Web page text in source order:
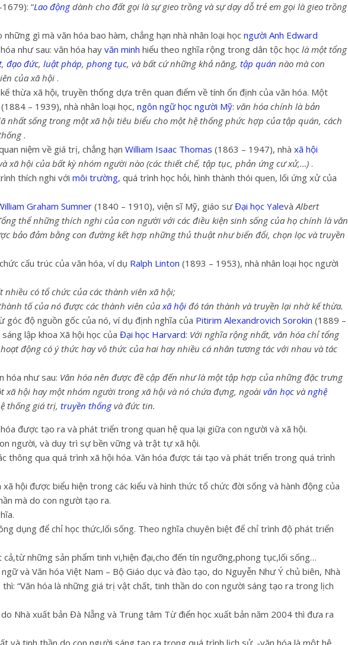
“Lao độngdành cho đất gọi là sự gieo trồng và sự dạy dỗ trẻ em gọi là gieo trồng
gì mà văn hóa bao hàm, chẳng hạn nhà nhân loại học người Anh Edward
như sau: văn hóa hay văn minh hiểu theo nghĩa rộng trong dân tộc học là một tổng
, đạo đức, luật pháp, phong tục, và bất cứ những khả năng, tập quán nào mà con
của xã hội .
thừa xã hội, truyền thống dựa trên quan điểm về tính ổn định của văn hóa. Một
(1884 – 1939), nhà nhân loại học, ngôn ngữ học người Mỹ: văn hóa chính là bản
nhất sống trong một xã hội tiêu biểu cho một hệ thống phức hợp của tập quán, cách
.
niệm về giá trị, chẳng hạn William Isaac Thomas (1863 – 1947), nhà xã hội
xã hội của bất kỳ nhóm người nào (các thiết chế, tập tục, phản ứng cư xử,…) .
thích nghi với môi trường, quá trình học hỏi, hình thành thói quen, lối ứng xử của
Graham Sumner (1840 – 1910), viện sĩ Mỹ, giáo sưĐại học YalevàAlbert
thể những thích nghi của con người với các điều kiện sinh sống của họ chính là văn
bảo đảm bằng con đường kết hợp những thủ thuật như biến đổi, chọn lọc và truyền
cấu trúc của văn hóa, ví dụ Ralph Linton (1893 – 1953), nhà nhân loại học người
có tổ chức của các thành viên xã hội;
tố của nó được các thành viên củaxã hội đó tán thành và truyền lại nhờ kế thừa.
góc độ nguồn gốc của nó, ví dụ định nghĩa của Pitirim Alexandrovich Sorokin (1889 –
lập khoa Xã hội học của Đại học Harvard: Với nghĩa rộng nhất, văn hóa chỉ tổng
động có ý thức hay vô thức của hai hay nhiều cá nhân tương tác với nhau và tác
hóa như sau: Văn hóa nên được đề cập đến như là một tập hợp của những đặc trưng
xã hội hay một nhóm người trong xã hội và nó chứa đựng, ngoài văn học và nghệ
thống giá trị, truyền thốngvà đức tin.
được tạo ra và phát triển trong quan hệ qua lại giữa con người và xã hội.
người, và duy trì sự bền vững và trật tự xã hội.
thông qua quá trình xã hội hóa. Văn hóa được tái tạo và phát triển trong quá trình
hội được biểu hiện trong các kiểu và hình thức tổ chức đời sống và hành động của
mà do con người tạo ra.
dụng để chỉ học thức,lối sống. Theo nghĩa chuyên biệt để chỉ trình độ phát triển
những sản phẩm tinh vi,hiện đại,cho đến tín ngưỡng,phong tục,lối sống…
và Văn hóa Việt Nam – Bộ Giáo dục và đào tạo, do Nguyễn Như Ý chủ biên, Nhà
“Văn hóa là những giá trị vật chất, tinh thần do con người sáng tạo ra trong lịch
Nhà xuất bản Đà Nẵng và Trung tâm Từ điển học xuất bản năm 2004 thì đưa ra
và tinh thần do con người sáng tạo ra trong quá trình lịch sử. -văn hóa là một hệ